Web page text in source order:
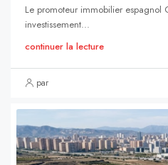
Le promoteur immobilier espagnol
investissement...
continuer la lecture
par